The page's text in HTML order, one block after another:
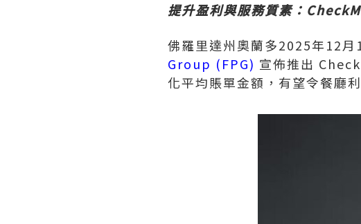
提升盈利與服務質素：
佛羅里達州奧蘭多2025年12月
Group (FPG) 宣佈推出
化平均賬單金額，有望令餐廳